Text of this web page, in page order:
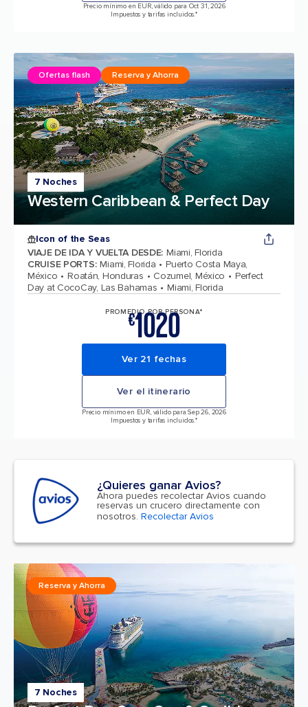
Precio mínimo en EUR, válido para Oct 31, 2026
Impuestos y tarifas incluidos.*
7 Noches
Western Caribbean & Perfect Day
Ofertas flash Reserva y Ahorra
Icon of the Seas
VIAJE DE IDA Y VUELTA DESDE: Miami, Florida
CRUISE PORTS: Miami, Florida
Puerto Costa Maya,
México
Roatán, Honduras Cozumel, México
Perfect
Day at CocoCay, Las Bahamas
Miami, Florida
PROMEDIO POR PERSONA*
€1020
Ver 21 fechas
Ver el itinerario
Precio mínimo en EUR, válido para Sep 26, 2026
Impuestos y tarifas incluidos.*
¿Quieres ganar Avios?
Ahora puedes recolectar Avios cuando
reservas un crucero directamente con
nosotros. Recolectar Avios
7 Noches
Reserva y Ahorra